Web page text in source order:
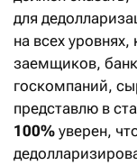
для
на всех
заемщиков,
госкомпаний,
представлю в
100% уверен,